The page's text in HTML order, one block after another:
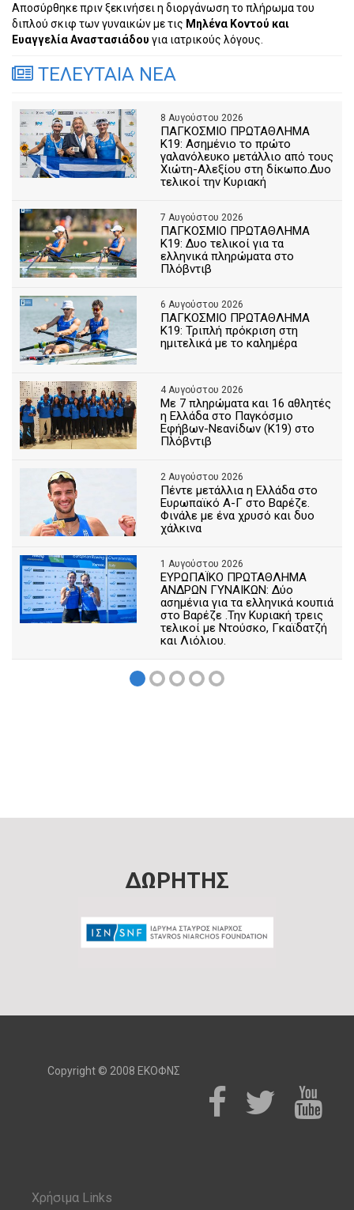
Αποσύρθηκε πριν ξεκινήσει η διοργάνωση το πλήρωμα του
διπλού σκιφ των γυναικών με τις Μηλένα Κοντού και
Ευαγγελία Αναστασιάδου για ιατρικούς λόγους.
ΤΕΛΕΥΤΑΙΑ ΝΕΑ
8 Αυγούστου 2026
ΠΑΓΚΟΣΜΙΟ ΠΡΩΤΑΘΛΗΜΑ
Κ19: Ασημένιο το πρώτο
γαλανόλευκο μετάλλιο από τους
Χιώτη-Αλεξίου στη δίκωπο.Δυο
τελικοί την Κυριακή
7 Αυγούστου 2026
ΠΑΓΚΟΣΜΙΟ ΠΡΩΤΑΘΛΗΜΑ
Κ19: Δυο τελικοί για τα
ελληνικά πληρώματα στο
Πλόβντιβ
6 Αυγούστου 2026
ΠΑΓΚΟΣΜΙΟ ΠΡΩΤΑΘΛΗΜΑ
Κ19: Τριπλή πρόκριση στη
ημιτελικά με το καλημέρα
4 Αυγούστου 2026
Με 7 πληρώματα και 16 αθλητές
η Ελλάδα στο Παγκόσμιο
Εφήβων-Νεανίδων (Κ19) στο
Πλόβντιβ
2 Αυγούστου 2026
Πέντε μετάλλια η Ελλάδα στο
Ευρωπαϊκό Α-Γ στο Βαρέζε.
Φινάλε με ένα χρυσό και δυο
χάλκινα
1 Αυγούστου 2026
ΕΥΡΩΠΑΪΚΟ ΠΡΩΤΑΘΛΗΜΑ
ΑΝΔΡΩΝ ΓΥΝΑΙΚΩΝ: Δύο
ασημένια για τα ελληνικά κουπιά
στο Βαρέζε .Την Κυριακή τρεις
τελικοί με Ντούσκο, Γκαϊδατζή
και Λιόλιου.
ΔΩΡΗΤΗΣ
Copyright © 2008 ΕΚΟΦΝΣ
Χρήσιμα Links